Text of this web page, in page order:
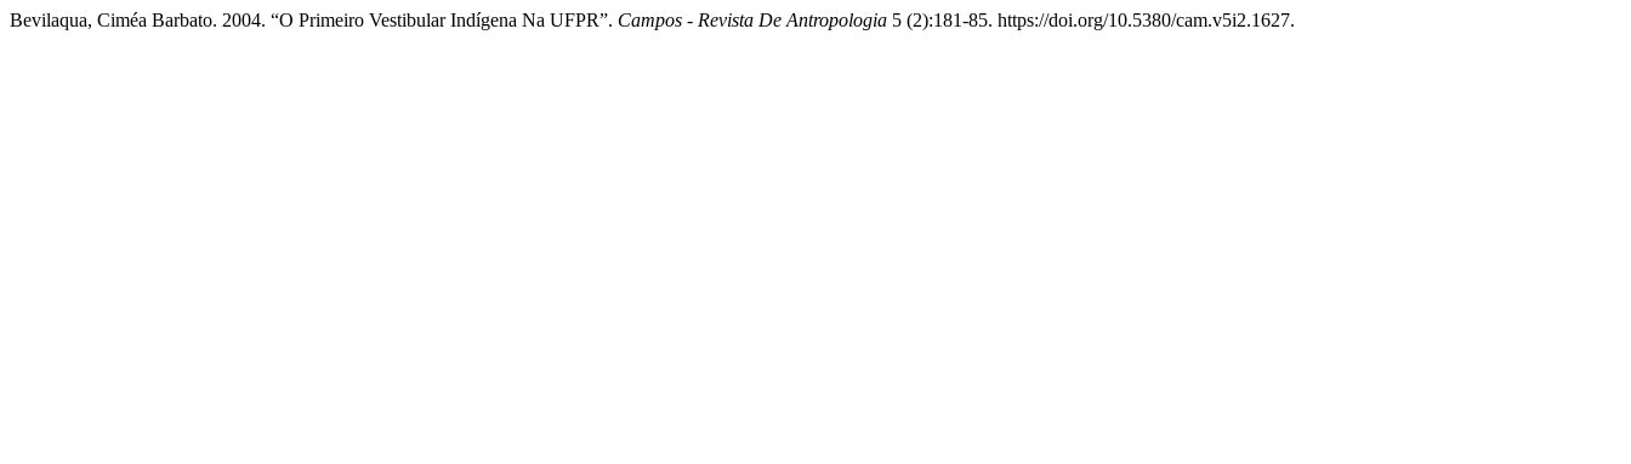
Bevilaqua, Ciméa Barbato. 2004. “O Primeiro Vestibular Indígena Na UFPR”. Campos - Revista De Antropologia 5 (2):181-85. https://doi.org/10.5380/cam.v5i2.1627.